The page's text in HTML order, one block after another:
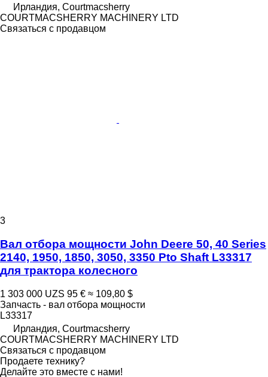
Ирландия, Courtmacsherry
COURTMACSHERRY MACHINERY LTD
Связаться с продавцом
3
Вал отбора мощности John Deere 50, 40 Series
2140, 1950, 1850, 3050, 3350 Pto Shaft L33317
для трактора колесного
1 303 000 UZS 95 € ≈ 109,80 $
Запчасть - вал отбора мощности
L33317
Ирландия, Courtmacsherry
COURTMACSHERRY MACHINERY LTD
Связаться с продавцом
Продаете технику?
Делайте это вместе с нами!